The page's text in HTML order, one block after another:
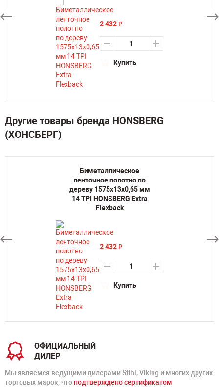
2 432₽
Купить
Другие товары бренда HONSBERG
(ХОНСБЕРГ)
Биметаллическое
ленточное полотно по
дереву 1575х13х0,65 мм
14 TPI HONSBERG Extra
Flexback
2 432₽
Купить
ОФИЦИАЛЬНЫЙ
ДИЛЕР
Мы являемся ведущими дилерами Stihl, Viking и многих других
торговых марок, что подтверждено сертификатом